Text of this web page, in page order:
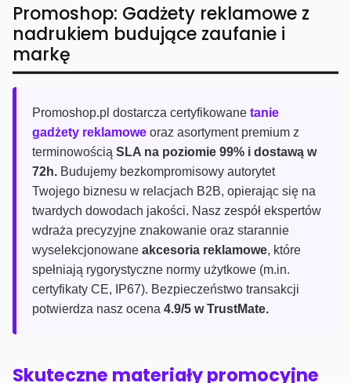
Promoshop: Gadżety reklamowe z
nadrukiem budujące zaufanie i
markę
Promoshop.pl dostarcza certyfikowane tanie
gadżety reklamowe oraz asortyment premium z
terminowością SLA na poziomie 99% i dostawą w
72h. Budujemy bezkompromisowy autorytet
Twojego biznesu w relacjach B2B, opierając się na
twardych dowodach jakości. Nasz zespół ekspertów
wdraża precyzyjne znakowanie oraz starannie
wyselekcjonowane akcesoria reklamowe, które
spełniają rygorystyczne normy użytkowe (m.in.
certyfikaty CE, IP67). Bezpieczeństwo transakcji
potwierdza nasz ocena 4.9/5 w TrustMate.
Skuteczne materiały promocyjne